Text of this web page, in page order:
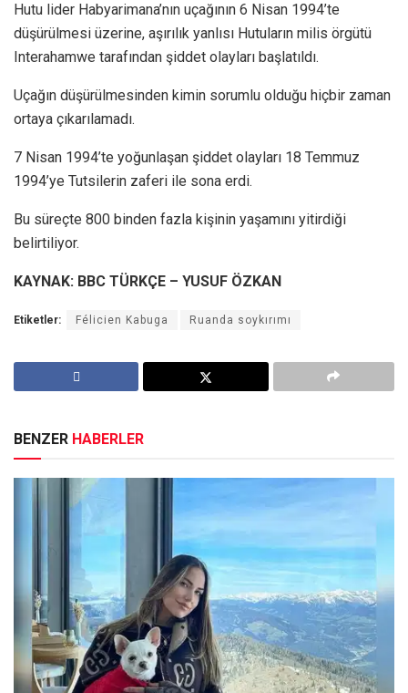
Hutu lider Habyarimana’nın uçağının 6 Nisan 1994’te
düşürülmesi üzerine, aşırılık yanlısı Hutuların milis örgütü
Interahamwe tarafından şiddet olayları başlatıldı.
Uçağın düşürülmesinden kimin sorumlu olduğu hiçbir zaman
ortaya çıkarılamadı.
7 Nisan 1994’te yoğunlaşan şiddet olayları 18 Temmuz
1994’ye Tutsilerin zaferi ile sona erdi.
Bu süreçte 800 binden fazla kişinin yaşamını yitirdiği
belirtiliyor.
KAYNAK: BBC TÜRKÇE – YUSUF ÖZKAN
Etiketler: Félicien Kabuga Ruanda soykırımı
BENZER HABERLER